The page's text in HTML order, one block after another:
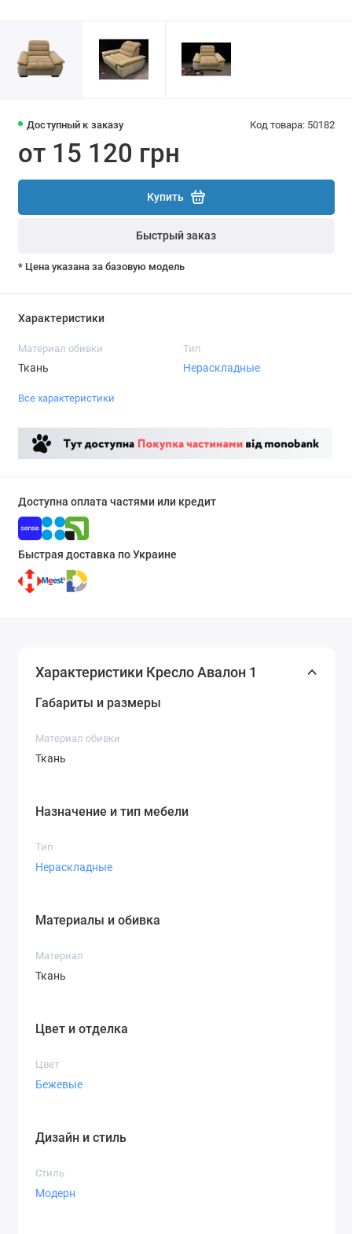
Доступный к заказу Код товара: 50182
от 15 120 грн
Купить
Быстрый заказ
* Цена указана за базовую модель
Характеристики
Материал обивки
Ткань
Тип
Нераскладные
Все характеристики
Доступна оплата частями или кредит
Быстрая доставка по Украине
Характеристики Кресло Авалон 1
Габариты и размеры
Материал обивки
Ткань
Назначение и тип мебели
Тип
Нераскладные
Материалы и обивка
Материал
Ткань
Цвет и отделка
Цвет
Бежевые
Дизайн и стиль
Стиль
Модерн